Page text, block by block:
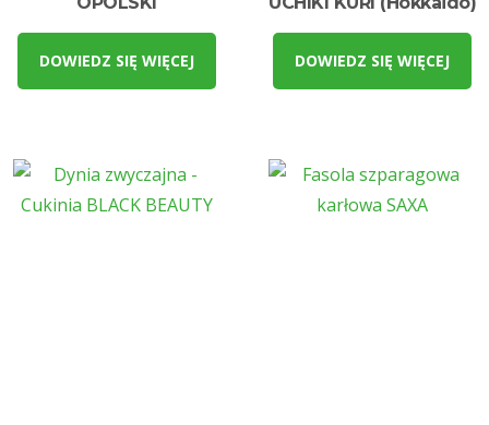
DOWIEDZ SIĘ WIĘCEJ DOWIEDZ SIĘ WIĘCEJ